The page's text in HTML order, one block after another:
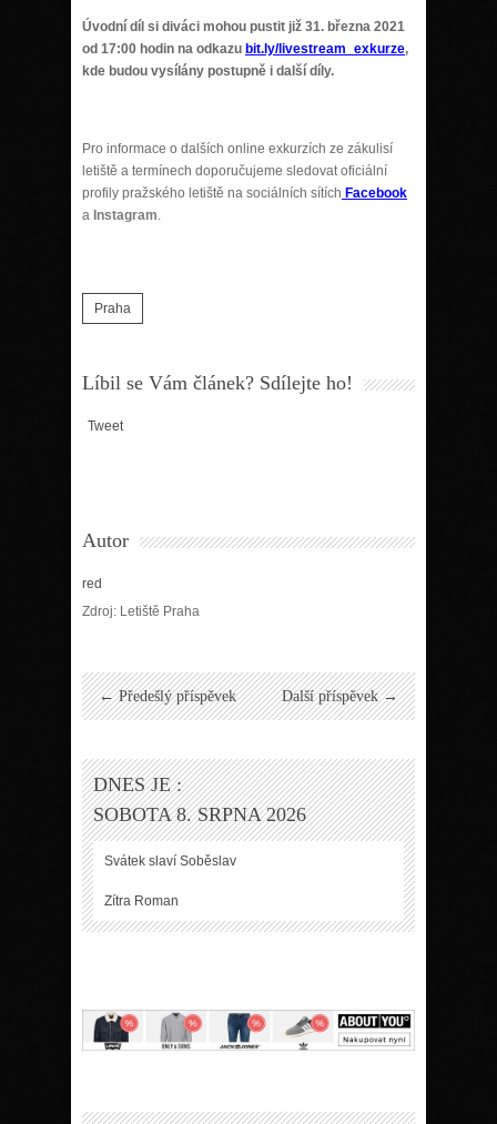
Úvodní díl si diváci mohou pustit již 31. března 2021
od 17:00 hodin na odkazu bit.ly/livestream_exkurze,
kde budou vysílány postupně i další díly.
Pro informace o dalších online exkurzích ze zákulisí
letiště a termínech doporučujeme sledovat oficiální
profily pražského letiště na sociálních sítích Facebook
a Instagram.
Praha
Líbil se Vám článek? Sdílejte ho!
Tweet
Autor
red
Zdroj: Letiště Praha
← Předešlý příspěvek Další příspěvek →
DNES JE :
SOBOTA 8. SRPNA 2026
Svátek slaví Soběslav
Zítra Roman